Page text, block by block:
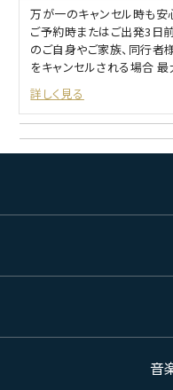
万が一のキャンセル時も
ご予約時またはご出発3日
のご自身やご家族、同行者
をキャンセルされる場合 最
詳しく見る
音